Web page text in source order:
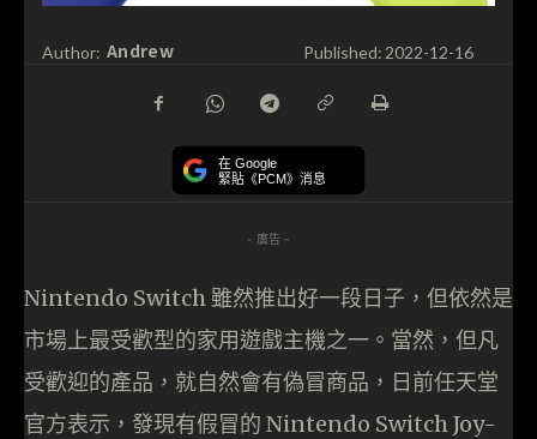
Author: Andrew Published: 2022-12-16
在 Google
緊貼《PCM》消息
- 廣告 -
Nintendo Switch 雖然推出好一段日子，但依然是
市場上最受歡型的家用遊戲主機之一。當然，但凡
受歡迎的產品，就自然會有偽冒商品，日前任天堂
官方表示，發現有假冒的 Nintendo Switch Joy-